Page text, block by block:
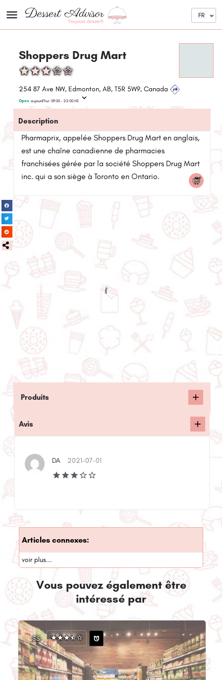
FR
Shoppers Drug Mart
254 87 Ave NW, Edmonton, AB, T5R 5W9, Canada
Open aujourd'hui: 09:00 - 22:00 HE
Description
Pharmaprix, appelée Shoppers Drug Mart en anglais,
est une chaîne canadienne de pharmacies
franchisées gérée par la société Shoppers Drug Mart
inc. qui a son siège à Toronto en Ontario.
Produits
Avis
DA 2021-07-01
Articles connexes:
voir plus...
Vous pouvez également être
intéressé par
$$